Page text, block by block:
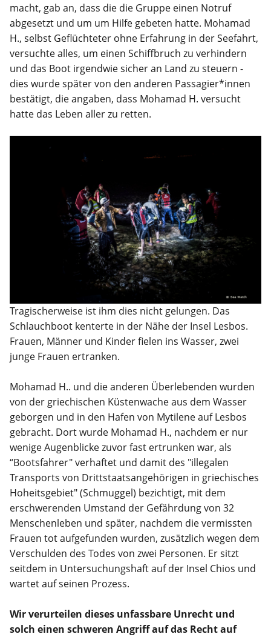
macht, gab an, dass die die Gruppe einen Notruf
abgesetzt und um um Hilfe gebeten hatte. Mohamad
H., selbst Geflüchteter ohne Erfahrung in der Seefahrt,
versuchte alles, um einen Schiffbruch zu verhindern
und das Boot irgendwie sicher an Land zu steuern -
dies wurde später von den anderen Passagier*innen
bestätigt, die angaben, dass Mohamad H. versucht
hatte das Leben aller zu retten.
Tragischerweise ist ihm dies nicht gelungen. Das
Schlauchboot kenterte in der Nähe der Insel Lesbos.
Frauen, Männer und Kinder fielen ins Wasser, zwei
junge Frauen ertranken.
Mohamad H.. und die anderen Überlebenden wurden
von der griechischen Küstenwache aus dem Wasser
geborgen und in den Hafen von Mytilene auf Lesbos
gebracht. Dort wurde Mohamad H., nachdem er nur
wenige Augenblicke zuvor fast ertrunken war, als
“Bootsfahrer" verhaftet und damit des "illegalen
Transports von Drittstaatsangehörigen in griechisches
Hoheitsgebiet" (Schmuggel) bezichtigt, mit dem
erschwerenden Umstand der Gefährdung von 32
Menschenleben und später, nachdem die vermissten
Frauen tot aufgefunden wurden, zusätzlich wegen dem
Verschulden des Todes von zwei Personen. Er sitzt
seitdem in Untersuchungshaft auf der Insel Chios und
wartet auf seinen Prozess.
Wir verurteilen dieses unfassbare Unrecht und
solch einen schweren Angriff auf das Recht auf